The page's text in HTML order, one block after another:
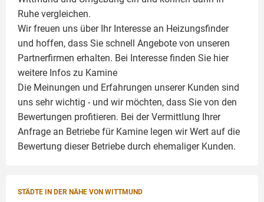
Ruhe vergleichen.
Wir freuen uns über Ihr Interesse an Heizungsfinder
und hoffen, dass Sie schnell Angebote von unseren
Partnerfirmen erhalten. Bei Interesse finden Sie hier
weitere Infos zu Kamine
Die Meinungen und Erfahrungen unserer Kunden sind
uns sehr wichtig - und wir möchten, dass Sie von den
Bewertungen profitieren. Bei der Vermittlung Ihrer
Anfrage an Betriebe für Kamine legen wir Wert auf die
Bewertung dieser Betriebe durch ehemaliger Kunden.
STÄDTE IN DER NÄHE VON WITTMUND